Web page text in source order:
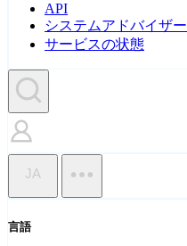
API
システムアドバイザー
サービスの状態
JA
言語